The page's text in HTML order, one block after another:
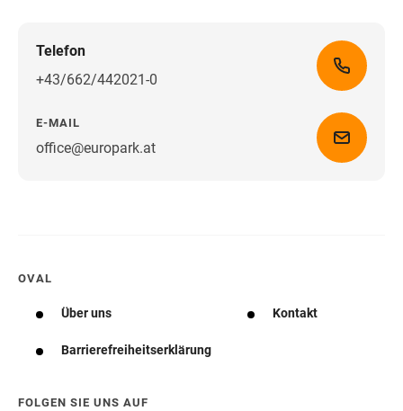
Telefon
+43/662/442021-0
E-MAIL
office@europark.atWegbeschreibung erhalten
OVAL
Über uns Kontakt
Barrierefreiheitserklärung
FOLGEN SIE UNS AUF